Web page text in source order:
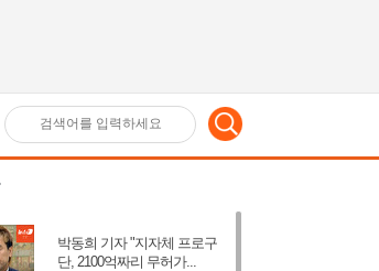
검
어
박동희 기자 "지자체 프로구
단, 2100억짜리 무허가...